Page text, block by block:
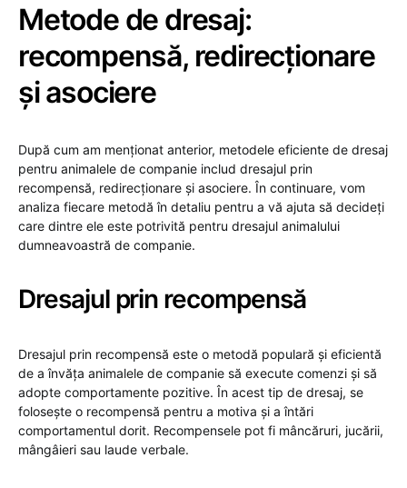
Metode de dresaj:
recompensă, redirecționare
și asociere
După cum am menționat anterior, metodele eficiente de dresaj
pentru animalele de companie includ dresajul prin
recompensă, redirecționare și asociere. În continuare, vom
analiza fiecare metodă în detaliu pentru a vă ajuta să decideți
care dintre ele este potrivită pentru dresajul animalului
dumneavoastră de companie.
Dresajul prin recompensă
Dresajul prin recompensă este o metodă populară și eficientă
de a învăța animalele de companie să execute comenzi și să
adopte comportamente pozitive. În acest tip de dresaj, se
folosește o recompensă pentru a motiva și a întări
comportamentul dorit. Recompensele pot fi mâncăruri, jucării,
mângâieri sau laude verbale.